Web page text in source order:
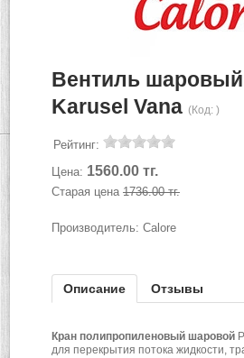
Вентиль шаровый
Karusel Vana (Код: )
Рейтинг:
Цена: 1560.00 тг.
Старая цена 1736.00 тг.
Производитель: Calore
Описание Отзывы
Кран полипропиленовый шаровой
для перекрытия потока жидкости,